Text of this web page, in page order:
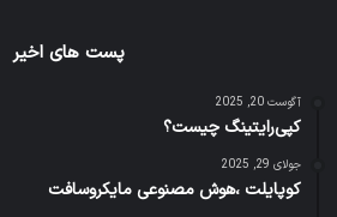
پست های اخیر
آگوست 20, 2025
کپی‌رایتینگ چیست؟
جولای 29, 2025
کوپایلت ،هوش مصنوعی مایکروسافت